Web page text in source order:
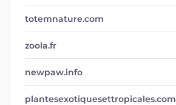
totemnature.com
zoola.fr
newpaw.info
plantesexotiquesettropicales.com